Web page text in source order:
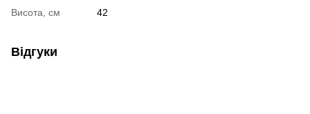
Висота, см
42
Відгуки